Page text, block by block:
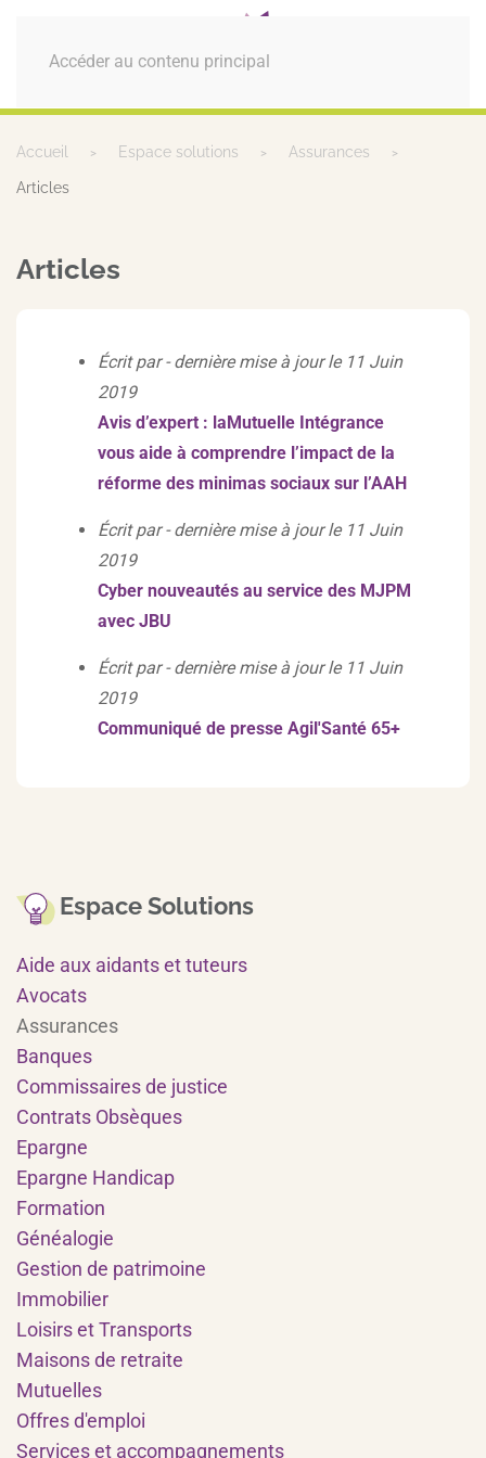
Accéder au contenu principal
MENU
Accueil Espace solutions Assurances
Articles
Articles
Écrit par - dernière mise à jour le 11 Juin
2019
Avis d’expert : laMutuelle Intégrance
vous aide à comprendre l’impact de la
réforme des minimas sociaux sur l’AAH
Écrit par - dernière mise à jour le 11 Juin
2019
Cyber nouveautés au service des MJPM
avec JBU
Écrit par - dernière mise à jour le 11 Juin
2019
Communiqué de presse Agil'Santé 65+
Espace Solutions
Aide aux aidants et tuteurs
Avocats
Assurances
Banques
Commissaires de justice
Contrats Obsèques
Epargne
Epargne Handicap
Formation
Généalogie
Gestion de patrimoine
Immobilier
Loisirs et Transports
Maisons de retraite
Mutuelles
Offres d'emploi
Services et accompagnements